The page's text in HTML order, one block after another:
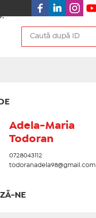
Adela-Maria
Todoran
0728043112
todoranadela98@gmail.com
NE